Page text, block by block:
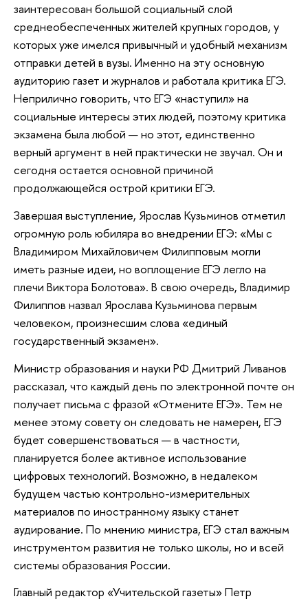
заинтересован большой социальный слой
среднеобеспеченных жителей крупных городов, у
которых уже имелся привычный и удобный механизм
отправки детей в вузы. Именно на эту основную
аудиторию газет и журналов и работала критика ЕГЭ.
Неприлично говорить, что ЕГЭ «наступил» на
социальные интересы этих людей, поэтому критика
экзамена была любой — но этот, единственно
верный аргумент в ней практически не звучал. Он и
сегодня остается основной причиной
продолжающейся острой критики ЕГЭ.
Завершая выступление, Ярослав Кузьминов отметил
огромную роль юбиляра во внедрении ЕГЭ: «Мы с
Владимиром Михайловичем Филипповым могли
иметь разные идеи, но воплощение ЕГЭ легло на
плечи Виктора Болотова». В свою очередь, Владимир
Филиппов назвал Ярослава Кузьминова первым
человеком, произнесшим слова «единый
государственный экзамен».
Министр образования и науки РФ Дмитрий Ливанов
рассказал, что каждый день по электронной почте он
получает письма с фразой «Отмените ЕГЭ». Тем не
менее этому совету он следовать не намерен, ЕГЭ
будет совершенствоваться — в частности,
планируется более активное использование
цифровых технологий. Возможно, в недалеком
будущем частью контрольно-измерительных
материалов по иностранному языку станет
аудирование. По мнению министра, ЕГЭ стал важным
инструментом развития не только школы, но и всей
системы образования России.
Главный редактор «Учительской газеты» Петр